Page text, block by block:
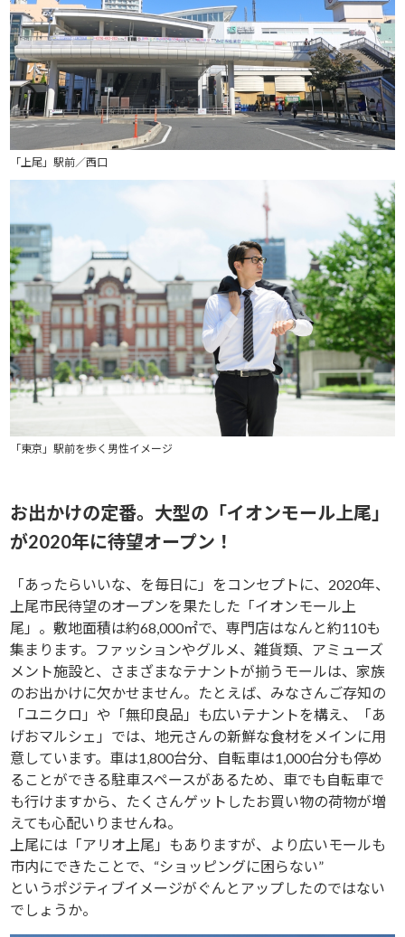
「上尾」駅前／西口
「東京」駅前を歩く男性イメージ
お出かけの定番。大型の「イオンモール上尾」
が2020年に待望オープン！
「あったらいいな、を毎日に」をコンセプトに、2020年、
上尾市民待望のオープンを果たした「イオンモール上
尾」。敷地面積は約68,000㎡で、専門店はなんと約110も
集まります。ファッションやグルメ、雑貨類、アミューズ
メント施設と、さまざまなテナントが揃うモールは、家族
のお出かけに欠かせません。たとえば、みなさんご存知の
「ユニクロ」や「無印良品」も広いテナントを構え、「あ
げおマルシェ」では、地元さんの新鮮な食材をメインに用
意しています。車は1,800台分、自転車は1,000台分も停め
ることができる駐車スペースがあるため、車でも自転車で
も行けますから、たくさんゲットしたお買い物の荷物が増
えても心配いりませんね。
上尾には「アリオ上尾」もありますが、より広いモールも
市内にできたことで、“ショッピングに困らない”
というポジティブイメージがぐんとアップしたのではない
でしょうか。